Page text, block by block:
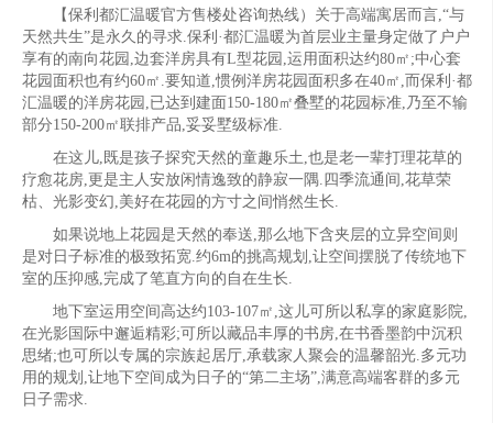
【保利都汇温暖官方售楼处咨询热线）关于高端寓居而言,“与
天然共生”是永久的寻求.保利·都汇温暖为首层业主量身定做了户户
享有的南向花园,边套洋房具有L型花园,运用面积达约80㎡;中心套
花园面积也有约60㎡.要知道,惯例洋房花园面积多在40㎡,而保利·都
汇温暖的洋房花园,已达到建面150-180㎡叠墅的花园标准,乃至不输
部分150-200㎡联排产品,妥妥墅级标准.
在这儿,既是孩子探究天然的童趣乐土,也是老一辈打理花草的
疗愈花房,更是主人安放闲情逸致的静寂一隅.四季流通间,花草荣
枯、光影变幻,美好在花园的方寸之间悄然生长.
如果说地上花园是天然的奉送,那么地下含夹层的立异空间则
是对日子标准的极致拓宽.约6m的挑高规划,让空间摆脱了传统地下
室的压抑感,完成了笔直方向的自在生长.
地下室运用空间高达约103-107㎡,这儿可所以私享的家庭影院,
在光影国际中邂逅精彩;可所以藏品丰厚的书房,在书香墨韵中沉积
思绪;也可所以专属的宗族起居厅,承载家人聚会的温馨韶光.多元功
用的规划,让地下空间成为日子的“第二主场”,满意高端客群的多元
日子需求.